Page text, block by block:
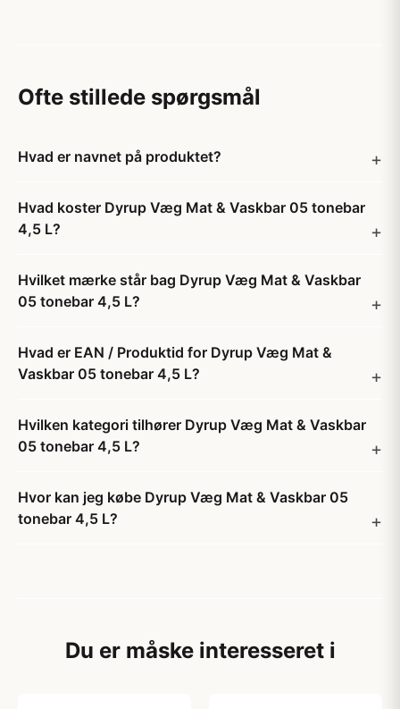
Ofte stillede spørgsmål
Hvad er navnet på produktet?
Hvad koster Dyrup Væg Mat & Vaskbar 05 tonebar
4,5 L?
Hvilket mærke står bag Dyrup Væg Mat & Vaskbar
05 tonebar 4,5 L?
Hvad er EAN / Produktid for Dyrup Væg Mat &
Vaskbar 05 tonebar 4,5 L?
Hvilken kategori tilhører Dyrup Væg Mat & Vaskbar
05 tonebar 4,5 L?
Hvor kan jeg købe Dyrup Væg Mat & Vaskbar 05
tonebar 4,5 L?
Du er måske interesseret i